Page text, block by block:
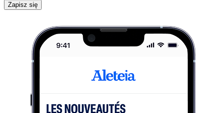
Zapisz się